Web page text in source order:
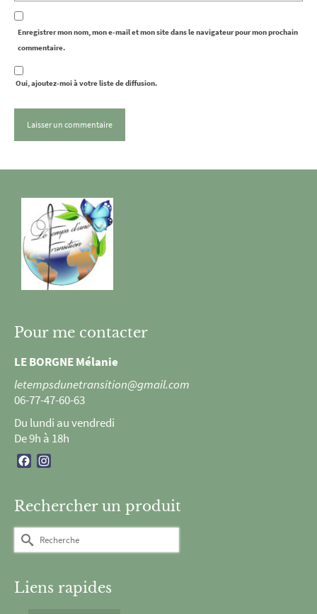
Enregistrer mon nom, mon e-mail et mon site dans le navigateur pour mon prochain
commentaire.
Oui, ajoutez-moi à votre liste de diffusion.
Pour me contacter
LE BORGNE Mélanie
letempsdunetransition@gmail.com
06-77-47-60-63
Du lundi au vendredi
De 9h à 18h
Facebook
Rechercher un produit
Rechercher :
Liens rapides